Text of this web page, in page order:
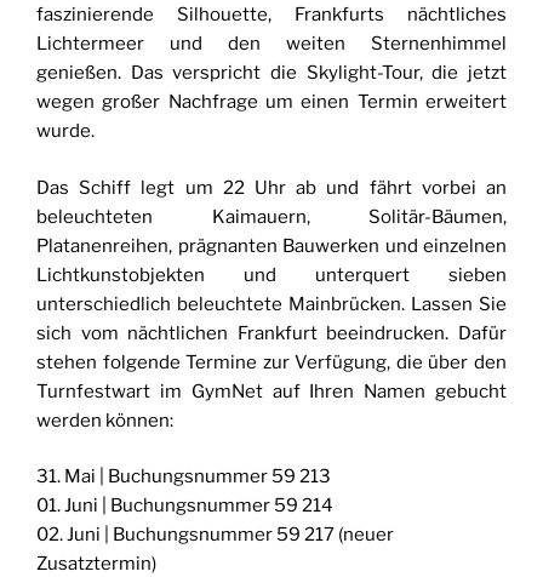
faszinierende Silhouette, Frankfurts nächtliches
Lichtermeer und den weiten Sternenhimmel
genießen. Das verspricht die Skylight-Tour, die jetzt
wegen großer Nachfrage um einen Termin erweitert
wurde.
Das Schiff legt um 22 Uhr ab und fährt vorbei an
beleuchteten Kaimauern, Solitär-Bäumen,
Platanenreihen, prägnanten Bauwerken und einzelnen
Lichtkunstobjekten und unterquert sieben
unterschiedlich beleuchtete Mainbrücken. Lassen Sie
sich vom nächtlichen Frankfurt beeindrucken. Dafür
stehen folgende Termine zur Verfügung, die über den
Turnfestwart im GymNet auf Ihren Namen gebucht
werden können:
31. Mai | Buchungsnummer 59 213
01. Juni | Buchungsnummer 59 214
02. Juni | Buchungsnummer 59 217 (neuer
Zusatztermin)